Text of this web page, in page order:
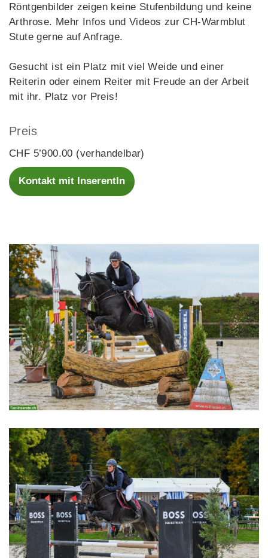
Röntgenbilder zeigen keine Stufenbildung und keine
Arthrose. Mehr Infos und Videos zur CH-Warmblut
Stute gerne auf Anfrage.
Gesucht ist ein Platz mit viel Weide und einer
Reiterin oder einem Reiter mit Freude an der Arbeit
mit ihr. Platz vor Preis!
Preis
CHF 5’900.00 (verhandelbar)
Kontakt mit InserentIn